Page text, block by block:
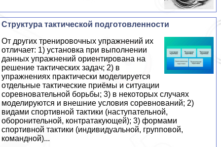
Структура тактической подготовленности
От других тренировочных упражнений их
отличает: 1) установка при выполнении
данных упражнений ориентирована на
решение тактических задач; 2) в
упражнениях пpaктически моделируется
отдельные тактические приёмы и ситуации
соревновательной борьбы; 3) в некоторых случаях
моделируются и внешние условия соревнований; 2)
видами спортивной тактики (наступательной,
оборонительной, контратакующей); 3) формами
спортивной тактики (индивидуальной, групповой,
комaндной)...